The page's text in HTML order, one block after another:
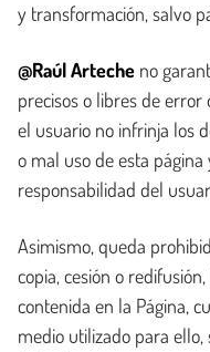
y transformación, salvo
@Raúl Arteche no
precisos o libres de
el usuario no infrinja los
o mal uso de esta
responsabilidad del
Asimismo, queda
copia, cesión o
contenida en la Página,
medio utilizado para